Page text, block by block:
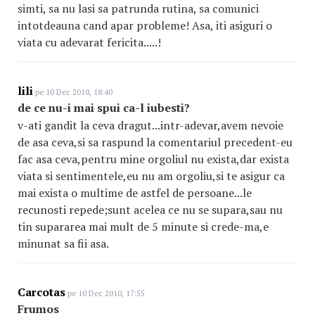
simti, sa nu lasi sa patrunda rutina, sa comunici
intotdeauna cand apar probleme! Asa, iti asiguri o
viata cu adevarat fericita.....!
lili pe 10 Dec 2010, 18:40
de ce nu-i mai spui ca-l iubesti?
v-ati gandit la ceva dragut...intr-adevar,avem nevoie
de asa ceva,si sa raspund la comentariul precedent-eu
fac asa ceva,pentru mine orgoliul nu exista,dar exista
viata si sentimentele,eu nu am orgoliu,si te asigur ca
mai exista o multime de astfel de persoane...le
recunosti repede;sunt acelea ce nu se supara,sau nu
tin supararea mai mult de 5 minute si crede-ma,e
minunat sa fii asa.
Carcotas pe 10 Dec 2010, 17:55
Frumos